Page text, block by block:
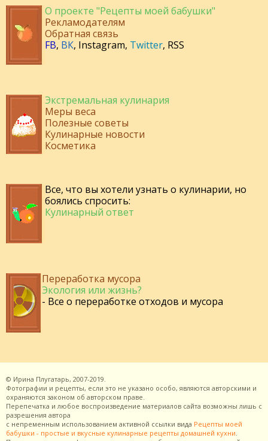
О проекте "Рецепты моей бабушки"
Рекламодателям
Обратная связь
FB, ВК, Instagram, Twitter, RSS
Экстремальная кулинария
Меры веса
Полезные советы
Кулинарные новости
Косметика
Все, что вы хотели узнать о кулинарии, но
боялись спросить:
Кулинарный ответ
Переработка мусора
Экология или жизнь?
- Все о переработке отходов и мусора
© Ирина Плугатарь, 2007-2019.
Фотографии и рецепты, если это не указано особо, являются авторскими и
охраняются законом об авторском праве.
Перепечатка и любое воспроизведение материалов сайта возможны лишь с
разрешения автора
с непременным использованием активной ссылки вида Рецепты моей
бабушки - простые и вкусные кулинарные рецепты домашней кухни.